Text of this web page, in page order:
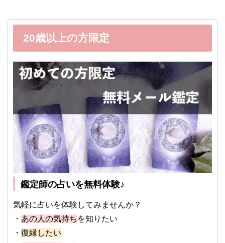
20歳以上の方限定
鑑定師の占いを無料体験♪
気軽に占いを体験してみませんか？
・ あの人の気持ち を知りたい
・ 復縁したい